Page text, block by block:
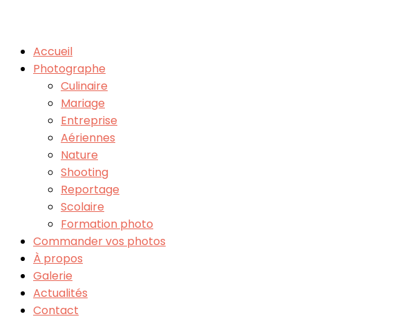
Accueil
Photographe
Culinaire
Mariage
Entreprise
Aériennes
Nature
Shooting
Reportage
Scolaire
Formation photo
Commander vos photos
À propos
Galerie
Actualités
Contact